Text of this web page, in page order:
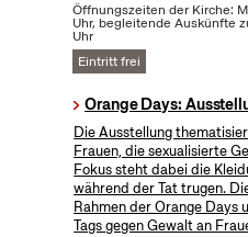
Öffnungszeiten der Kirche:
Uhr, begleitende Auskünfte
Uhr
Eintritt frei
Orange Days:
Die Ausstellung
Frauen, die sexualisierte
Fokus steht dabei die
während der Tat trugen.
Rahmen der Orange Days
Tags gegen Gewalt an